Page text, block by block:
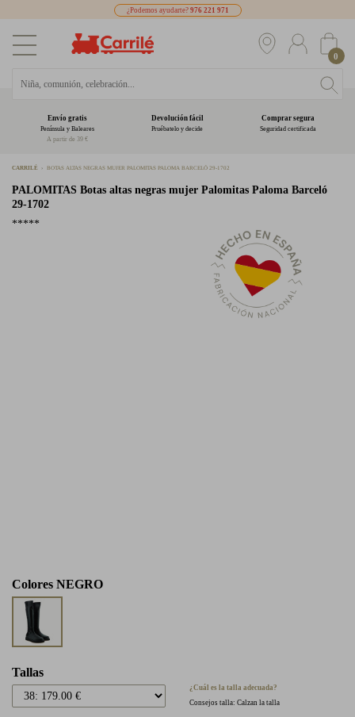
¿Podemos ayudarte? 976 221 971
0
Envío gratis
Península y Baleares
A partir de 39 €
Devolución fácil
Pruébatelo y decide
Comprar segura
Seguridad certificada
CARRILÉ BOTAS ALTAS NEGRAS MUJER PALOMITAS PALOMA BARCELÓ 29-1702
PALOMITAS Botas altas negras mujer Palomitas Paloma Barceló
29-1702
*****
Colores NEGRO
Tallas
¿Cuál es la talla adecuada?
Consejos talla: Calzan la talla